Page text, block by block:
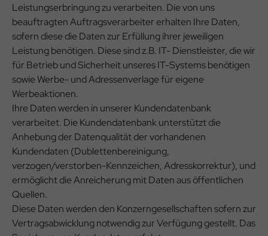
Leistungserbringung zu verarbeiten. Die von uns
beauftragten Auftragsverarbeiter erhalten Ihre Daten,
sofern diese die Daten zur Erfüllung ihrer jeweiligen
Leistung benötigen. Diese sind z.B. IT- Dienstleister, die wir
für Betrieb und Sicherheit unseres IT-Systems benötigen
sowie Werbe- und Adressenverlage für eigene
Werbeaktionen.
Ihre Daten werden in unserer Kundendatenbank
verarbeitet. Die Kundendatenbank unterstützt die
Anhebung der Datenqualität der vorhandenen
Kundendaten (Dublettenbereinigung,
verzogen/verstorben-Kennzeichen, Adresskorrektur), und
ermöglicht die Anreicherung mit Daten aus öffentlichen
Quellen.
Diese Daten werden den Konzerngesellschaften sofern zur
Vertragsabwicklung notwendig zur Verfügung gestellt. Das